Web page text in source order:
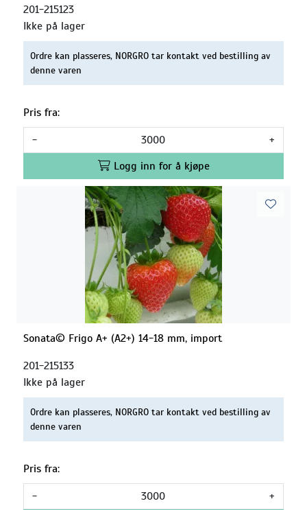
201-215123
Ikke på lager
Ordre kan plasseres, NORGRO tar kontakt ved bestilling av
denne varen
Pris fra:
-
+
Logg inn for å kjøpe
Sonata© Frigo A+ (A2+) 14-18 mm, import
201-215133
Ikke på lager
Ordre kan plasseres, NORGRO tar kontakt ved bestilling av
denne varen
Pris fra:
-
+